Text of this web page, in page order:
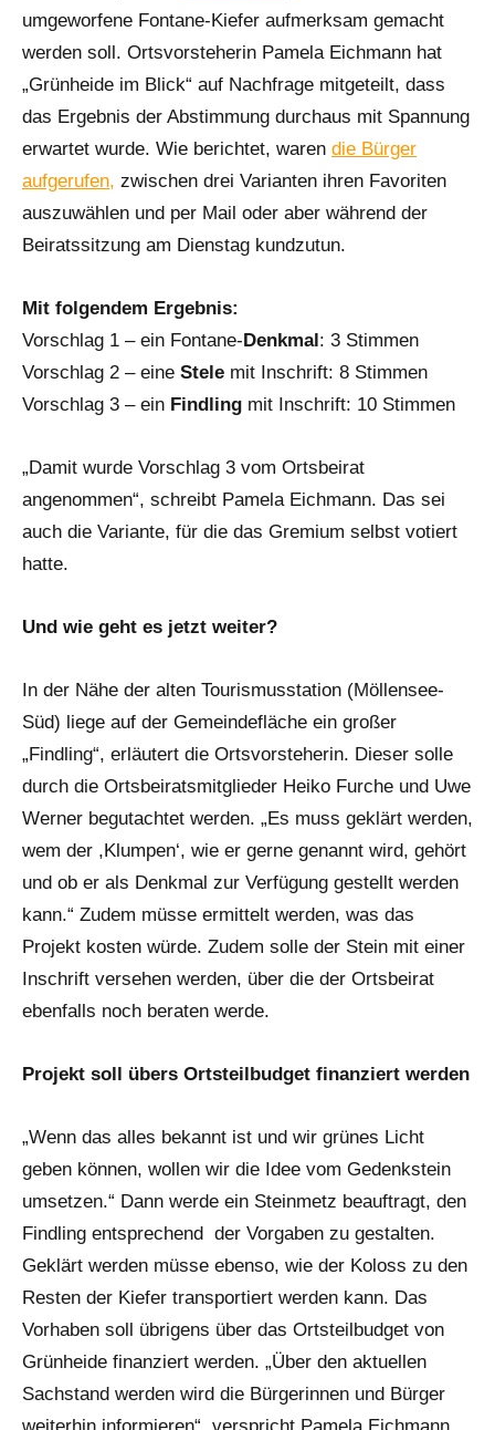
umgeworfene Fontane-Kiefer aufmerksam gemacht
werden soll. Ortsvorsteherin Pamela Eichmann hat
„Grünheide im Blick“ auf Nachfrage mitgeteilt, dass
das Ergebnis der Abstimmung durchaus mit Spannung
erwartet wurde. Wie berichtet, waren die Bürger
aufgerufen, zwischen drei Varianten ihren Favoriten
auszuwählen und per Mail oder aber während der
Beiratssitzung am Dienstag kundzutun.
Mit folgendem Ergebnis:
Vorschlag 1 – ein Fontane-Denkmal: 3 Stimmen
Vorschlag 2 – eine Stele mit Inschrift: 8 Stimmen
Vorschlag 3 – ein Findling mit Inschrift: 10 Stimmen
„Damit wurde Vorschlag 3 vom Ortsbeirat
angenommen“, schreibt Pamela Eichmann. Das sei
auch die Variante, für die das Gremium selbst votiert
hatte.
Und wie geht es jetzt weiter?
In der Nähe der alten Tourismusstation (Möllensee-
Süd) liege auf der Gemeindefläche ein großer
„Findling“, erläutert die Ortsvorsteherin. Dieser solle
durch die Ortsbeiratsmitglieder Heiko Furche und Uwe
Werner begutachtet werden. „Es muss geklärt werden,
wem der ,Klumpen‘, wie er gerne genannt wird, gehört
und ob er als Denkmal zur Verfügung gestellt werden
kann.“ Zudem müsse ermittelt werden, was das
Projekt kosten würde. Zudem solle der Stein mit einer
Inschrift versehen werden, über die der Ortsbeirat
ebenfalls noch beraten werde.
Projekt soll übers Ortsteilbudget finanziert werden
„Wenn das alles bekannt ist und wir grünes Licht
geben können, wollen wir die Idee vom Gedenkstein
umsetzen.“ Dann werde ein Steinmetz beauftragt, den
Findling entsprechend der Vorgaben zu gestalten.
Geklärt werden müsse ebenso, wie der Koloss zu den
Resten der Kiefer transportiert werden kann. Das
Vorhaben soll übrigens über das Ortsteilbudget von
Grünheide finanziert werden. „Über den aktuellen
Sachstand werden wird die Bürgerinnen und Bürger